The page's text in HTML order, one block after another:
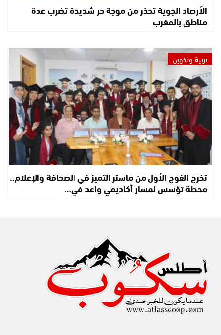
الأرصاد الجوية تحذر من موجة حر شديدة تضرب عدة
مناطق بالمغرب
تربية وتكوين
تخرج الفوج الأول من ماستر التميز في الصحافة والإعلام..
محطة تؤسس لمسار أكاديمي واعد في…